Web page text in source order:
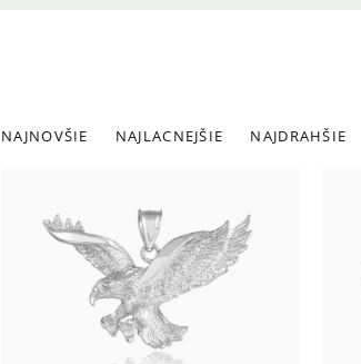
Radenie
NAJNOVŠIE NAJLACNEJŠIE NAJDRAHŠIE
produktov